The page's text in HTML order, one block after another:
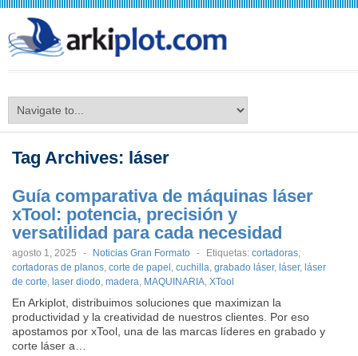
Tag Archives: láser
Guía comparativa de máquinas láser
xTool: potencia, precisión y
versatilidad para cada necesidad
agosto 1, 2025 - Noticias Gran Formato - Etiquetas: cortadoras,
cortadoras de planos, corte de papel , cuchilla, grabado láser, láser, láser
de corte, laser diodo, madera, MAQUINARIA, XTool
En Arkiplot, distribuimos soluciones que maximizan la
productividad y la creatividad de nuestros clientes. Por eso
apostamos por xTool, una de las marcas líderes en grabado y
corte láser a…